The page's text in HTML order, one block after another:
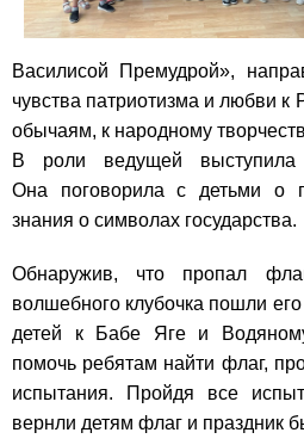
Василисой Премудрой»,
чувства патриотизма и любви к
обычаям, к народному
В роли ведущей выступила
Она поговорила с детьми о
знания о символах государства.
Обнаружив, что пропал
волшебного клубочка пошли
детей к Бабе Яге и
помочь ребятам найти флаг,
испытания. Пройдя все
вернли детям флаг и праздник